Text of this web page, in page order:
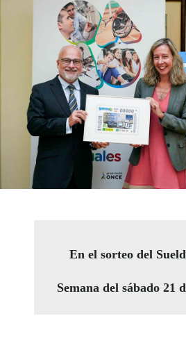
En el sorteo del
Semana del sábado 21